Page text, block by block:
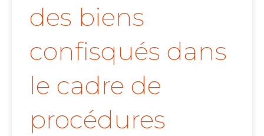
des biens
confisqués dans
le cadre de
procédures